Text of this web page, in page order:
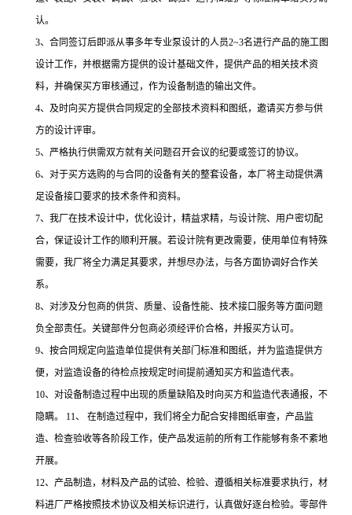
认。
3、合同签订后即派从事多年专业泵设计的人员2~3名进行产品的施工图
设计工作，并根据需方提供的设计基础文件，提供产品的相关技术资
料，并确保买方审核通过，作为设备制造的输出文件。
4、及时向买方提供合同规定的全部技术资料和图纸，邀请买方参与供
方的设计评审。
5、严格执行供需双方就有关问题召开会议的纪要或签订的协议。
6、对于买方选购的与合同的设备有关的整套设备，本厂将主动提供满
足设备接口要求的技术条件和资料。
7、我厂在技术设计中，优化设计，精益求精，与设计院、用户密切配
合，保证设计工作的顺利开展。若设计院有更改需要，使用单位有特殊
需要，我厂将全力满足其要求，并想尽办法，与各方面协调好合作关
系。
8、对涉及分包商的供货、质量、设备性能、技术接口服务等方面问题
负全部责任。关键部件分包商必须经评价合格，并报买方认可。
9、按合同规定向监造单位提供有关部门标准和图纸，并为监造提供方
便，对监造设备的待检点按规定时间提前通知买方和监造代表。
10、对设备制造过程中出现的质量缺陷及时向买方和监造代表通报，不
隐瞒。 11、 在制造过程中，我们将全力配合安排图纸审查，产品监
造、检查验收等各阶段工作，使产品发运前的所有工作能够有条不紊地
开展。
12、产品制造，材料及产品的试验、检验、遵循相关标准要求执行，材
料进厂严格按照技术协议及相关标识进行，认真做好逐台检验。零部件